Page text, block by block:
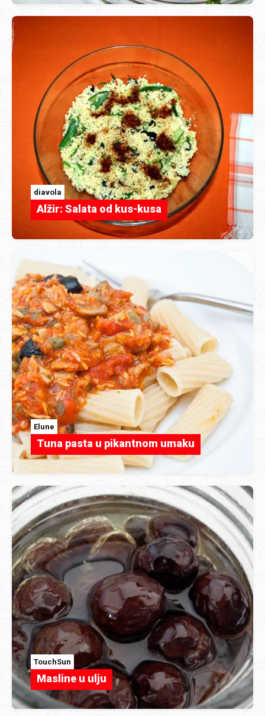
diavola
Alžir: Salata od kus-kusa
Elune
Tuna pasta u pikantnom umaku
TouchSun
Masline u ulju